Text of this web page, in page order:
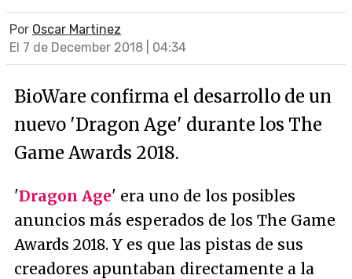
Por Oscar Martinez
El 7 de December 2018 | 04:34
BioWare confirma el desarrollo de un
nuevo 'Dragon Age' durante los The
Game Awards 2018.
'Dragon Age' era uno de los posibles
anuncios más esperados de los The Game
Awards 2018. Y es que las pistas de sus
creadores apuntaban directamente a la